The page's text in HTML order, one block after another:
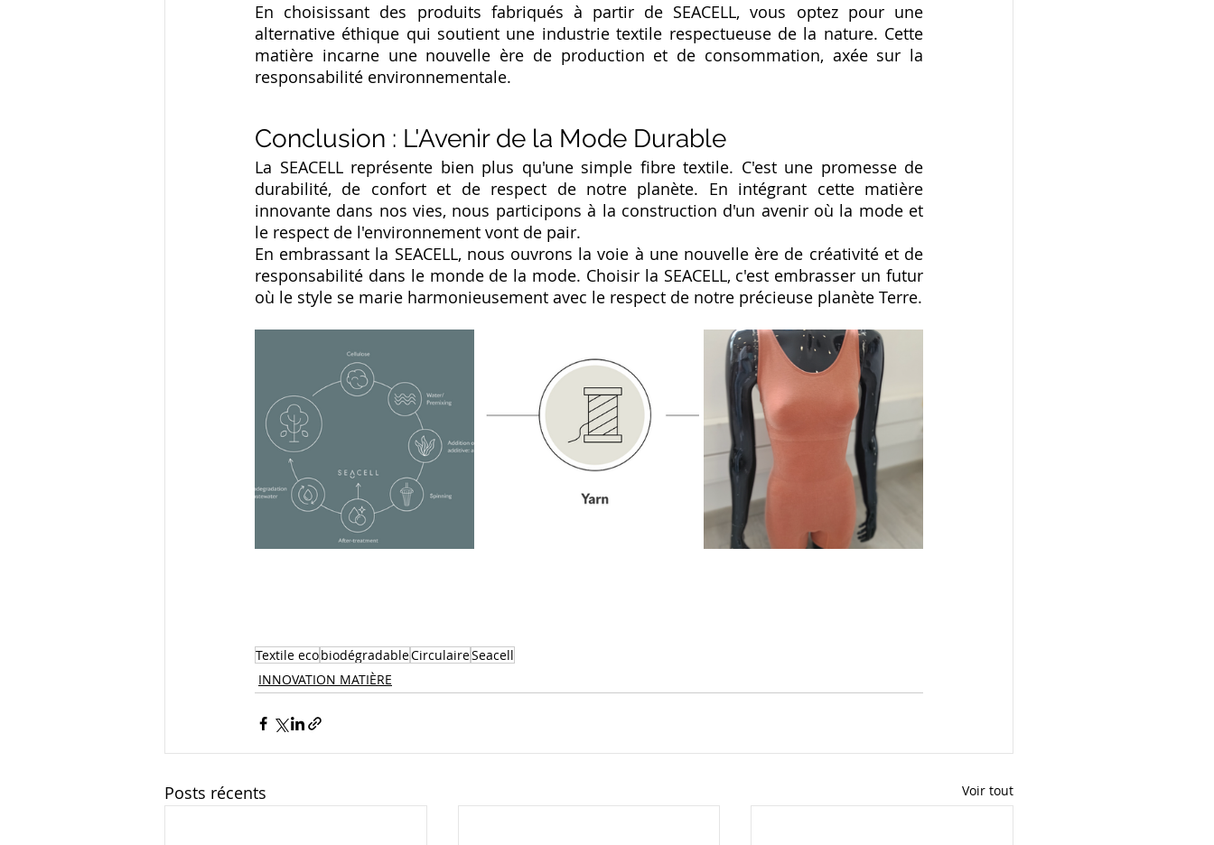
En choisissant des produits fabriqués à partir de SEACELL, vous optez pour une
alternative éthique qui soutient une industrie textile respectueuse de la nature. Cette
matière incarne une nouvelle ère de production et de consommation, axée sur la
responsabilité environnementale.
Conclusion : L'Avenir de la Mode Durable
La SEACELL représente bien plus qu'une simple fibre textile. C'est une promesse de
durabilité, de confort et de respect de notre planète. En intégrant cette matière
innovante dans nos vies, nous participons à la construction d'un avenir où la mode et
le respect de l'environnement vont de pair.
En embrassant la SEACELL, nous ouvrons la voie à une nouvelle ère de créativité et de
responsabilité dans le monde de la mode. Choisir la SEACELL, c'est embrasser un futur
où le style se marie harmonieusement avec le respect de notre précieuse planète Terre.
Textile ecobiodégradableCirculaireSeacell
INNOVATION MATIÈRE
Posts récents Voir tout